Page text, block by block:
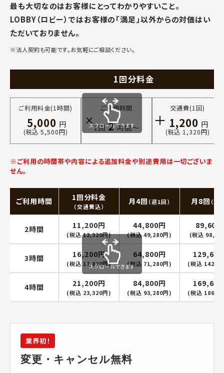
最も大切なのはお客様にとってわかりやすいこと。
LOBBY（ロビー）ではお客様の「満足」以外からの対価はい
ただいておりません。
※法人契約も可能です。お気軽にご相談ください。
1回分料金
ご利用料金(1時間)
5,000 円
(税込 5,500円)
ご利用時間
1回 2 時間〜
交通費(1回)
1,200 円
(税込 1,320円)
スクロールできます
※ご利用の時間帯や内容による追加料金や別途費用は一切ございま
せん。
ご利用時間 1回分料金
（交通費込）
月4回 （週1回） 月8回 （週
2時間 11,200円
(税込 12,320円)
44,800円
(税込 49,280円)
89,600
(税込
3時間 16,200円
(税込 17,820円)
64,800円
(税込 71,280円) (税込
4時間 21,200円
(税込 23,320円)
84,800円
(税込 93,280円) (税込
スクロールできます
業界初！
変更・キャンセル無料